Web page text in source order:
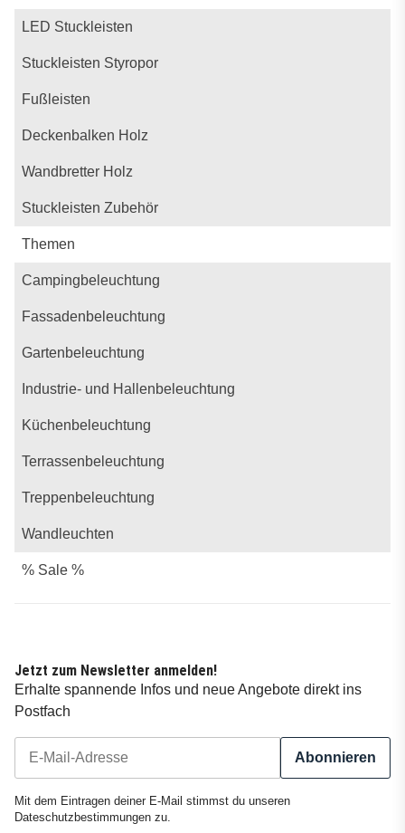
LED Stuckleisten
Stuckleisten Styropor
Fußleisten
Deckenbalken Holz
Wandbretter Holz
Stuckleisten Zubehör
Themen
Campingbeleuchtung
Fassadenbeleuchtung
Gartenbeleuchtung
Industrie- und Hallenbeleuchtung
Küchenbeleuchtung
Terrassenbeleuchtung
Treppenbeleuchtung
Wandleuchten
% Sale %
Jetzt zum Newsletter anmelden!
Erhalte spannende Infos und neue Angebote direkt ins
Postfach
Abonnieren
Mit dem Eintragen deiner E-Mail stimmst du unseren
Dateschutzbestimmungen zu.